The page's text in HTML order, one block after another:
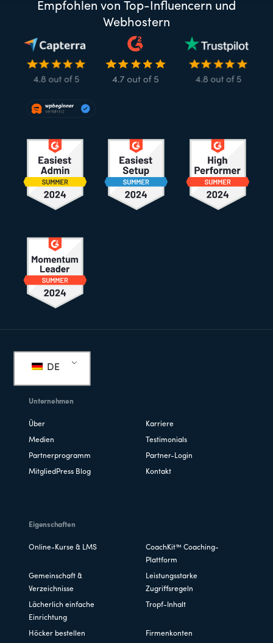
Empfohlen von Top-Influencern und
Webhostern
DE
Unternehmen
Über Karriere
Medien Testimonials
Partnerprogramm Partner-Login
MitgliedPress Blog Kontakt
Eigenschaften
Online-Kurse & LMS
CoachKit™ Coaching-
Plattform
Gemeinschaft &
Verzeichnisse
Leistungsstarke
Zugriffsregeln
Lächerlich einfache
Einrichtung
Tropf-Inhalt
Höcker bestellen Firmenkonten